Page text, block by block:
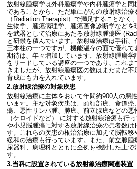
放射線腫瘍学は外科腫瘍学や内科腫瘍学と同
であることから、ただ単にがんの放射線治療
（Radiation Therapist）で満足することなく
生物学、腫瘍病理学、腫瘍画像診断学などを
を武器として治療にあたる放射線腫瘍医
と研鑚を積んでいます。放射線治療は手術
三本柱の一つですが、機能温存の面で優れて
期待は、年々増加しています。放射線腫瘍学
をリードしている講座の一つであり、これま
きましたが、放射線腫瘍医の数はまだまだ
育成にも力を入れています。
2.放射線治療の対象疾患
放射線治療に主体をおいて年間約900人の悪
います。主な対象疾患は、頭頸部癌、食道
瘍、悪性リンパ腫、肺癌、前立腺癌などの悪
（ケロイドなど） に対する放射線治療も行
や小児脳腫瘍に対する放射線治療の患者数は
す。これらの疾患の根治治療に加えて脳転移
緩和の治療も行っています。また、前立腺腫
尿器科、病理科とともに全例を検討した上で
す。
3.当科に設置されている放射線治療関連装置